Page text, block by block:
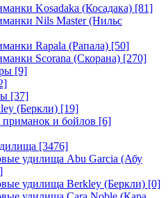
Kosadaka (Косадака) [81]
Nils Master (Нильс
Rapala (Рапала) [50]
Scorana (Скорана) [270]
[9]
[37]
(Беркли) [19]
и бойлов [6]
[3476]
удилища Abu Garcia (Абу
удилища Berkley (Беркли) [0]